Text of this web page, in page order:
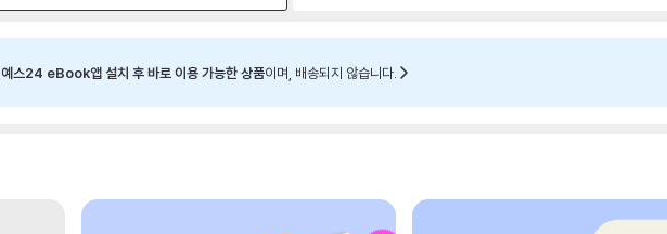
예스24 eBook앱 설치 후 바로 이용 가능한 상품이며, 배송되지 않습니다.